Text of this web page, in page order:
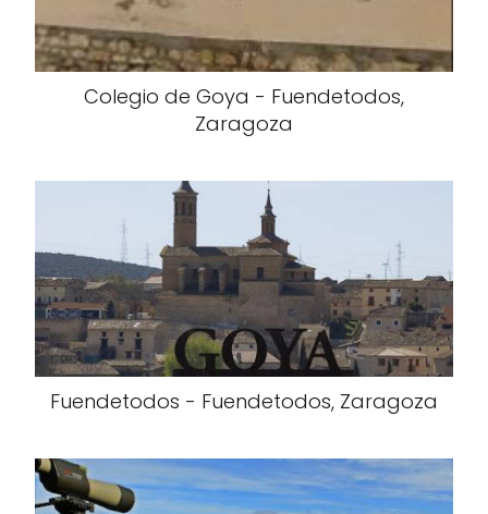
Colegio de Goya - Fuendetodos,
Zaragoza
Fuendetodos - Fuendetodos, Zaragoza